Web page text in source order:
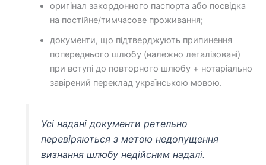
оригінал закордонного паспорта або посвідка
на постійне/тимчасове проживання;
документи, що підтверджують припинення
попереднього шлюбу (належно легалізовані)
при вступі до повторного шлюбу + нотаріально
завірений переклад українською мовою.
Усі надані документи ретельно
перевіряються з метою недопущення
визнання шлюбу недійсним надалі.